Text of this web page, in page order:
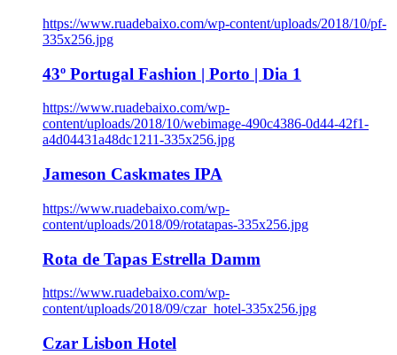
https://www.ruadebaixo.com/wp-content/uploads/2018/10/pf-
335x256.jpg
43º Portugal Fashion | Porto | Dia 1
https://www.ruadebaixo.com/wp-
content/uploads/2018/10/webimage-490c4386-0d44-42f1-
a4d04431a48dc1211-335x256.jpg
Jameson Caskmates IPA
https://www.ruadebaixo.com/wp-
content/uploads/2018/09/rotatapas-335x256.jpg
Rota de Tapas Estrella Damm
https://www.ruadebaixo.com/wp-
content/uploads/2018/09/czar_hotel-335x256.jpg
Czar Lisbon Hotel